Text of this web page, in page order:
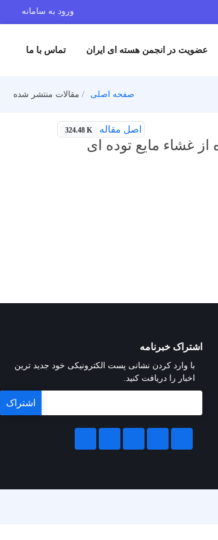
ورود به سامانه
عضویت در انجمن هسته ای ایران تماس با ما
صفحه اصلی مقالات منتشر شده
اصل مقاله 324.48 K
از غشاء مایع توده ای
اشتراک خبرنامه
با وارد کردن نشانی پست الکترونیکی خود جدید ترین
اخبار را دریافت کنید.